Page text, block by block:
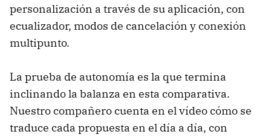
personalización a través de su aplicación, con
ecualizador, modos de cancelación y conexión
multipunto.
La prueba de autonomía es la que termina
inclinando la balanza en esta comparativa.
Nuestro compañero cuenta en el vídeo cómo se
traduce cada propuesta en el día a día, con